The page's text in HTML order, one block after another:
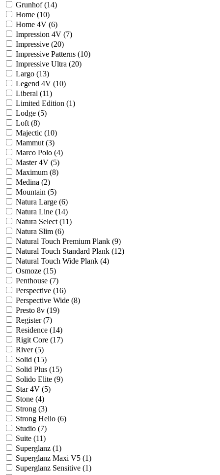
Grunhof (14)
Home (10)
Home 4V (6)
Impression 4V (7)
Impressive (20)
Impressive Patterns (10)
Impressive Ultra (20)
Largo (13)
Legend 4V (10)
Liberal (11)
Limited Edition (1)
Lodge (5)
Loft (8)
Majectic (10)
Mammut (3)
Marco Polo (4)
Master 4V (5)
Maximum (8)
Medina (2)
Mountain (5)
Natura Large (6)
Natura Line (14)
Natura Select (11)
Natura Slim (6)
Natural Touch Premium Plank (9)
Natural Touch Standard Plank (12)
Natural Touch Wide Plank (4)
Osmoze (15)
Penthouse (7)
Perspective (16)
Perspective Wide (8)
Presto 8v (19)
Register (7)
Residence (14)
Rigit Core (17)
River (5)
Solid (15)
Solid Plus (15)
Solido Elite (9)
Star 4V (5)
Stone (4)
Strong (3)
Strong Helio (6)
Studio (7)
Suite (11)
Superglanz (1)
Superglanz Maxi V5 (1)
Superglanz Sensitive (1)